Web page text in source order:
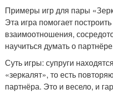
Примеры игр для пары
Эта игра помогает
взаимоотношения,
научиться думать о
Суть игры: супруги
«зеркалят», то есть
партнёра. Это и весело, и